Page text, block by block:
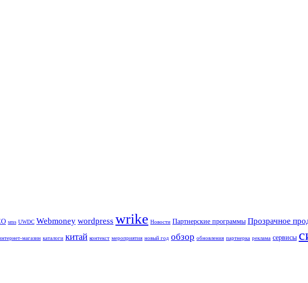
sms UWDC Webmoney wordpress wrike Новости Партнерские программы Прозрачное
магазин каталоги китай контекст мероприятия новый год обзор обновления партнерка реклама сервисы